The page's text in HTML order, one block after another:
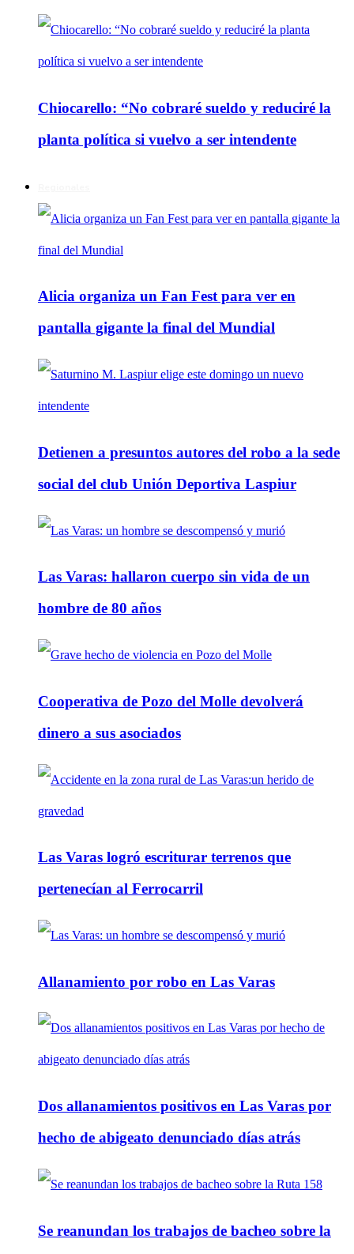
Chiocarello: “No cobraré sueldo y reduciré la
planta política si vuelvo a ser intendente
Alicia organiza un Fan Fest para ver en
pantalla gigante la final del Mundial
Detienen a presuntos autores del robo a la sede
social del club Unión Deportiva Laspiur
Las Varas: hallaron cuerpo sin vida de un
hombre de 80 años
Cooperativa de Pozo del Molle devolverá
dinero a sus asociados
Las Varas logró escriturar terrenos que
pertenecían al Ferrocarril
Allanamiento por robo en Las Varas
Dos allanamientos positivos en Las Varas por
hecho de abigeato denunciado días atrás
Se reanundan los trabajos de bacheo sobre la